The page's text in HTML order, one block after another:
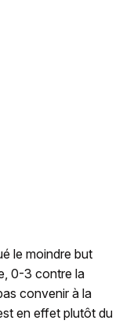
le moindre but
0-3 contre la
convenir à la
en effet plutôt du